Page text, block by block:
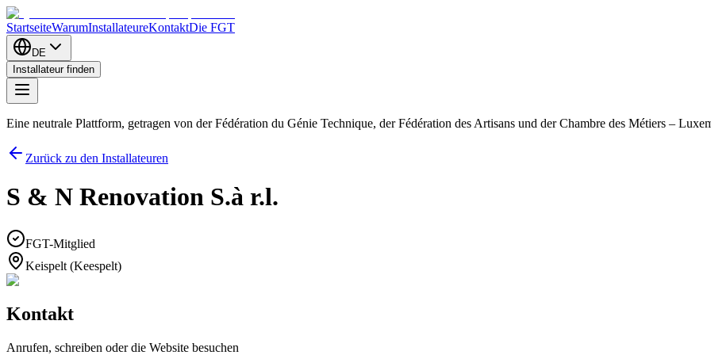
StartseiteWarumInstallateureKontaktDie FGT
DE
Installateur finden
Eine neutrale Plattform, getragen von der Fédération du Génie Technique, der Fédération des Artisans und der Chambre des Métiers –
Zurück zu den Installateuren
S & N Renovation S.à r.l.
FGT-Mitglied
Keispelt (Keespelt)
Kontakt
Anrufen, schreiben oder die Website besuchen